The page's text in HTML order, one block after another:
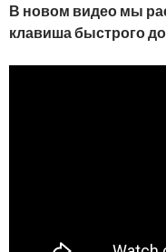
В новом видео мы
клавиша быстрого